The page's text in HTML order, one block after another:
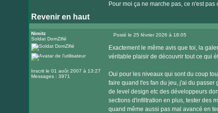
Pour moi ça ne marche pas, ce n'est
Revenir en haut
Nimitz
Soldat DomZifié
Inscrit le 01 août 2007 à 13:27
Messages : 3971
Posté le 25 février 2026 à 18:05
Exactement le même avis que toi, la
véritable plaisir de découvrir tout ce qui
Oui pour les niveaux qui sont du coup
faire quand t'es fan du jeu, j'ai du passer
de level design etc des développeurs
sections d'infiltration en plus, tester des
quand même aussi pas mal avancé en